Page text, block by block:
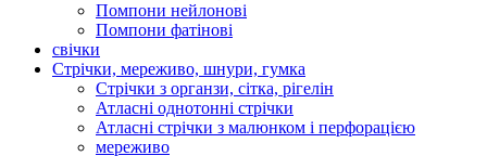
Помпони нейлонові
Помпони фатінові
свічки
Стрічки, мереживо, шнури, гумка
Стрічки з органзи, сітка, рігелін
Атласні однотонні стрічки
Атласні стрічки з малюнком і перфорацією
мереживо